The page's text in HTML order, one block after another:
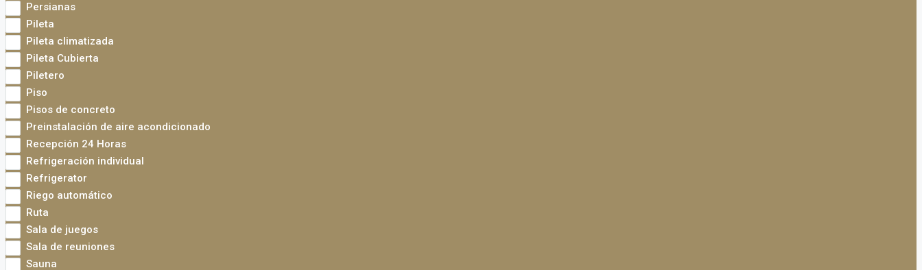
Persianas
Pileta
Pileta climatizada
Pileta Cubierta
Piletero
Piso
Pisos de concreto
Preinstalación de aire acondicionado
Recepción 24 Horas
Refrigeración individual
Refrigerator
Riego automático
Ruta
Sala de juegos
Sala de reuniones
Sauna